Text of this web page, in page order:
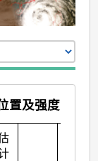
置及强度